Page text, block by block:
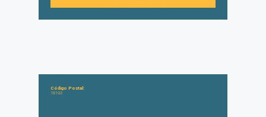
Código Postal:
18193